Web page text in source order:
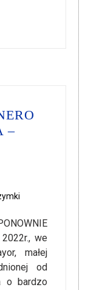
–
we
małej
od
o bardzo